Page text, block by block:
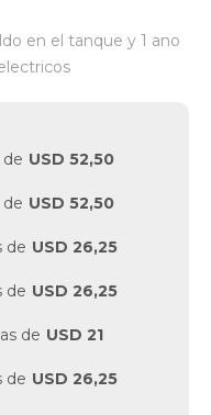
en el tanque y 1 ano
USD 52,50
USD 52,50
de USD 26,25
de USD 26,25
de USD 21
de USD 26,25